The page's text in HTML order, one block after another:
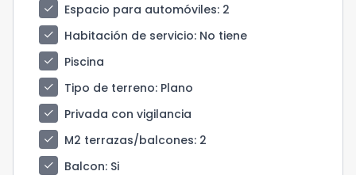
check Espacio para automóviles: 2
check
Habitación de servicio: No tiene
check
Piscina
check
Tipo de terreno: Plano
check
Privada con vigilancia
check
M2 terrazas/balcones: 2
check
Balcon: Si